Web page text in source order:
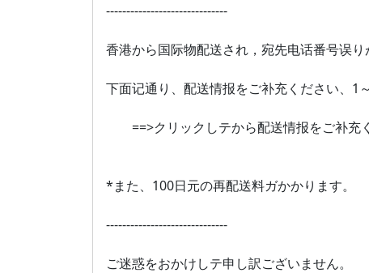
------------------------------
香港から国际物配送され，宛先电话番号误
下面记通り、配送情报をご补充ください、1
==>クリックしテから配送情报をご补充
*また、100日元の再配送料ガかかります。
------------------------------
ご迷惑をおかけしテ申し訳ございません。